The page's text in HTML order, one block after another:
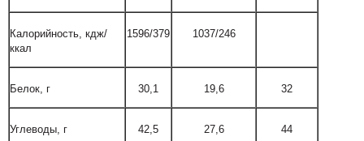
Калорийность, кдж/
ккал
1596/379 1037/246
Белок, г 30,1 19,6 32
Углеводы, г 42,5 27,6 44